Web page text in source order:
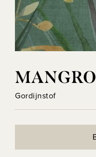
Gordijnstof